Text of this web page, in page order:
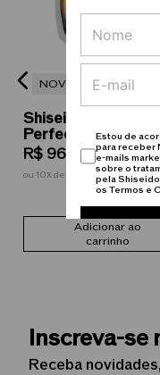
Estou de
para receber
e-mails
sobre o
pela
os Termos e
(clinicamente
idades entre 20 e 70
NOVO
Shiseido Vital
Perfection
And Firming
Day Cream Fps 30 -
50mL
R$ 969 00
ou 10 de R$ 96,90 sem juros
Adicionar ao
carrinho
Inscreva-
Receba